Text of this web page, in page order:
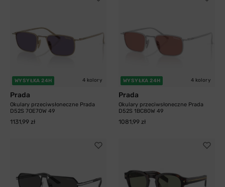
WYSYŁKA 24H 4 kolory
Prada
Okulary przeciwsłoneczne Prada
D52S 7OE70W 49
1131,99 zł
WYSYŁKA 24H 4 kolory
Prada
Okulary przeciwsłoneczne Prada
D52S 1BC80W 49
1081,99 zł